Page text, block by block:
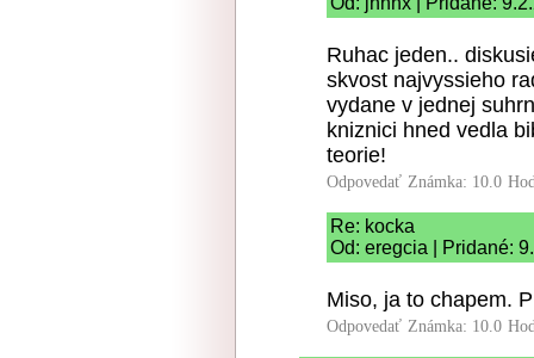
Ruhac jeden..
skvost najvyssieho
vydane v jednej
kniznici hned vedla
teorie!
Odpovedať Známka: 10.0
Re: kocka
Od: eregcia | Pridané:
Miso, ja to chapem.
Odpovedať Známka: 10.0